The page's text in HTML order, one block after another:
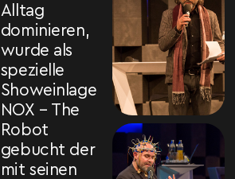
Alltag
dominieren,
wurde als
spezielle
Showeinlage
NOX – The
Robot
gebucht der
mit seinen